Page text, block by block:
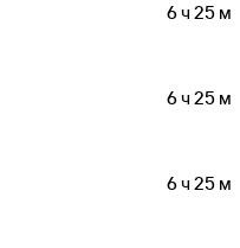
6 ч 25 м
6 ч 25 м
6 ч 25 м